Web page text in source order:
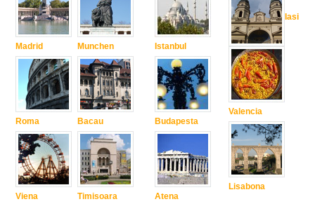
Madrid
Roma
Viena
Munchen
Bacau
Timisoara
Istanbul
Budapesta
Atena
Iasi
Valencia
Lisabona